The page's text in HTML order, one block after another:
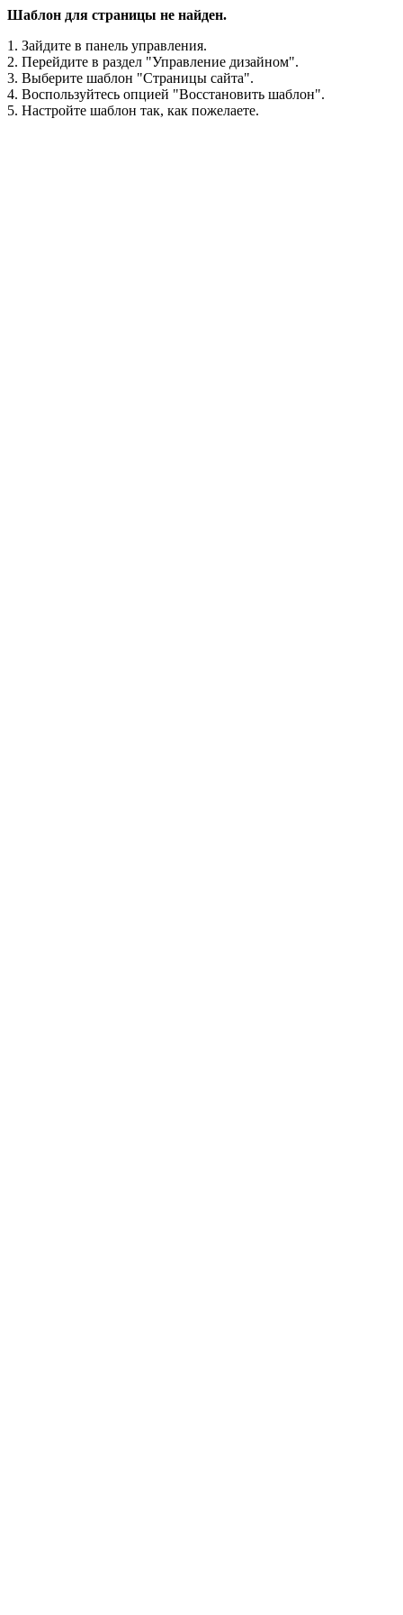
Шаблон для страницы не найден.
1. Зайдите в панель управления.
2. Перейдите в раздел "Управление дизайном".
3. Выберите шаблон "Страницы сайта".
4. Воспользуйтесь опцией "Восстановить шаблон".
5. Настройте шаблон так, как пожелаете.